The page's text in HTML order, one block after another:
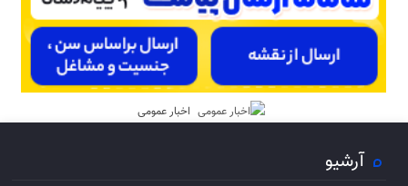
اخبار عمومی
آرشیو